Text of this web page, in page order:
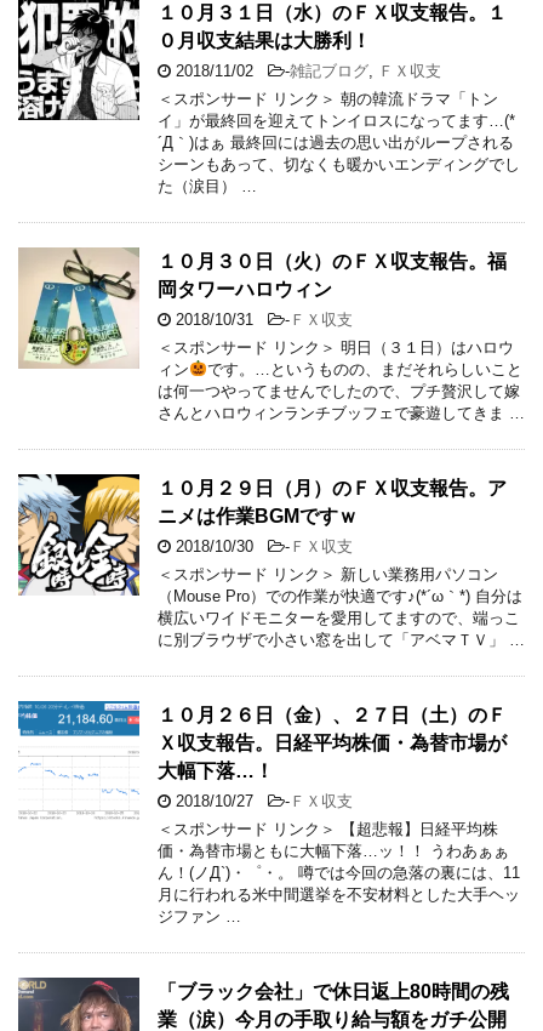
１０月３１日（水）のＦＸ収支報告。１
０月収支結果は大勝利！
2018/11/02 -雑記ブログ
ＦＸ収支
＜スポンサード リンク＞ 朝の韓流ドラマ「トン
イ」が最終回を迎えてトンイロスになってます…(*
´Д｀)はぁ 最終回には過去の思い出がループされる
シーンもあって、切なくも暖かいエンディングでし
た（涙目） …
１０月３０日（火）のＦＸ収支報告。福
岡タワーハロウィン
2018/10/31 - ＦＸ収支
＜スポンサード リンク＞ 明日（３１日）はハロウ
ィン
です。…というものの、まだそれらしいこと
は何一つやってませんでしたので、プチ贅沢して嫁
さんとハロウィンランチブッフェで豪遊してきま …
１０月２９日（月）のＦＸ収支報告。ア
ニメは作業BGMですｗ
2018/10/30 - ＦＸ収支
＜スポンサード リンク＞ 新しい業務用パソコン
（Mouse Pro）での作業が快適です♪(*´ω｀*) 自分は
横広いワイドモニターを愛用してますので、端っこ
に別ブラウザで小さい窓を出して「アベマＴＶ」 …
１０月２６日（金）、２７日（土）のＦ
Ｘ収支報告。日経平均株価・為替市場が
大幅下落…！
2018/10/27 - ＦＸ収支
＜スポンサード リンク＞ 【超悲報】日経平均株
価・為替市場ともに大幅下落…ッ！！ うわあぁぁ
ん！(ノД`)・゜・。 噂では今回の急落の裏には、11
月に行われる米中間選挙を不安材料とした大手ヘッ
ジファン …
「ブラック会社」で休日返上80時間の残
業（涙）今月の手取り給与額をガチ公開